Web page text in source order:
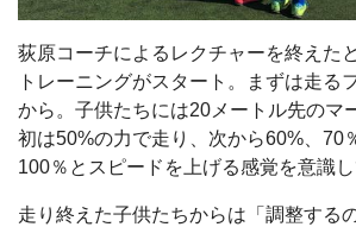
荻原コーチによるレクチャーを終えた
トレーニングがスタート。まずは走る
から。子供たちには20メートル先のマ
初は50%の力で走り、次から60%、70
100％とスピードを上げる感覚を意識し
走り終えた子供たちからは「調整する